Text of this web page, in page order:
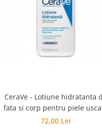
PREPARATE DERMATOLOGICE
Onicomicoza
Caderea parului
Pitiriazis versicolor
Alte preparate dermatologice
CeraVe - Lotiune hidratanta
fata si corp pentru piele
si foarte uscata
72,00 Lei